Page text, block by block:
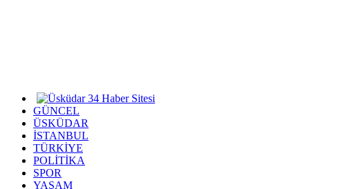
GÜNCEL
ÜSKÜDAR
İSTANBUL
TÜRKİYE
POLİTİKA
SPOR
YAŞAM